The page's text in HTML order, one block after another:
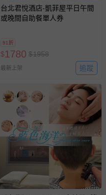
台北君悅酒店-凱菲屋平日午間
或晚間自助餐單人券
91折
$1780 $1958
最新上架 追蹤